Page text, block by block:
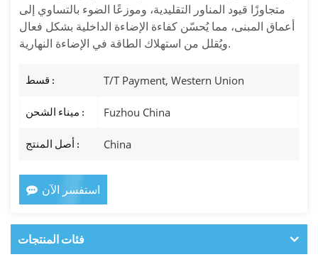
متجاوزًا قيود المناور التقليدية، وموزعًا الضوء بالتساوي إلى
أعماق المبنى، مما يُحسّن كفاءة الإضاءة الداخلية بشكل فعال
ويُقلل من استهلاك الطاقة في الإضاءة النهارية.
قسط : T/T Payment, Western Union
ميناء الشحن : Fuzhou China
أصل المنتج : China
استفسر الآن
فئات المنتجات